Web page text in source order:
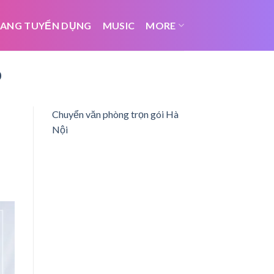
TUYỂN DỤNG MUSIC MORE
Chuyển văn phòng trọn gói Hà
Nội